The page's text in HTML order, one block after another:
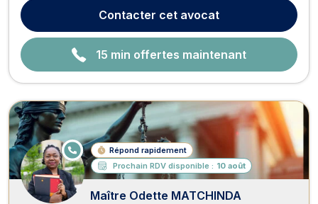
aussi bien en droit pénal des affaires qu’en droit routier et
permis de conduire. Il assiste ses...
Contacter cet avocat
15 min offertes maintenant
Répond rapidement
Prochain RDV disponible : 10 août
E
N
LI
G
N
E
Maître Odette MATCHINDA